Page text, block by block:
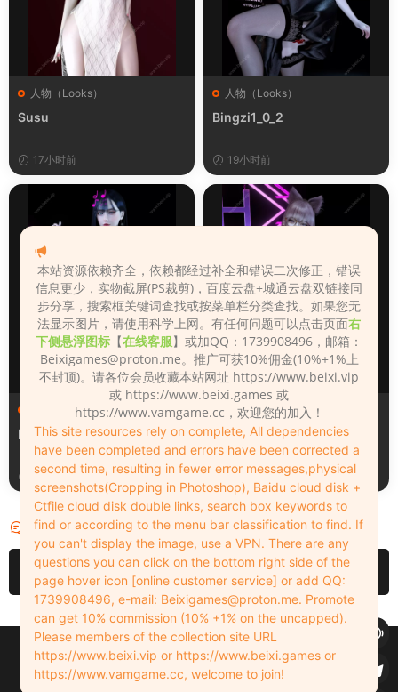
人物（Looks）
Susu
17小时前
人物（Looks）
Bingzi1_0_2
19小时前
人物（Looks）
Monica_2_2_2
19小时前
人物（Looks）
Lizhen2025
2天前
评论 0
请先登录
Copyleft © 2022-2026 beixi.vip - All Rights Freedom！
创作不易！有能力的同学可以去支持一下原创作者（我们绝对支持），当然
了，您加入这里我们也绝对欢迎！
本站资源依赖齐全，依赖都经过补全和错误二次修正，错误
信息更少，实物截屏(PS裁剪)，百度云盘+城通云盘双链接同
步分享，搜索框关键词查找或按菜单栏分类查找。如果您无
法显示图片，请使用科学上网。有任何问题可以点击页面右
下侧悬浮图标 【在线客服】或加QQ：1739908496，邮箱：
Beixigames@proton.me。推广可获10%佣金(10%+1%上
不封顶)。请各位会员收藏本站网址 https://www.beixi.vip
或 https://www.beixi.games 或
https://www.vamgame.cc，欢迎您的加入！
This site resources rely on complete, All dependencies
have been completed and errors have been corrected a
second time, resulting in fewer error messages,physical
screenshots(Cropping in Photoshop), Baidu cloud disk +
Ctfile cloud disk double links, search box keywords to
find or according to the menu bar classification to find. If
you can't display the image, use a VPN. There are any
questions you can click on the bottom right side of the
page hover icon [online customer service] or add QQ:
1739908496, e-mail: Beixigames@proton.me. Promote
can get 10% commission (10% +1% on the uncapped).
Please members of the collection site URL
https://www.beixi.vip or https://www.beixi.games or
https://www.vamgame.cc, welcome to join!